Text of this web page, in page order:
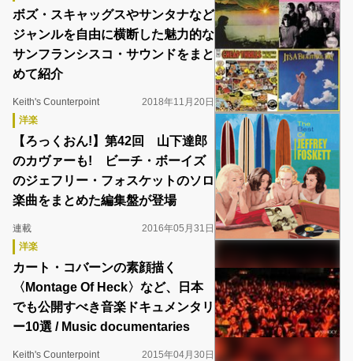
ボズ・スキャッグスやサンタナなど
ジャンルを自由に横断した魅力的な
サンフランシスコ・サウンドをまと
めて紹介
Keith's Counterpoint
2018年11月20日
洋楽
【ろっくおん!】第42回 山下達郎
のカヴァーも! ビーチ・ボーイズ
のジェフリー・フォスケットのソロ
楽曲をまとめた編集盤が登場
連載
2016年05月31日
洋楽
カート・コバーンの素顔描く
〈Montage Of Heck〉など、日本
でも公開すべき音楽ドキュメンタリ
ー10選 / Music documentaries
Keith's Counterpoint
2015年04月30日